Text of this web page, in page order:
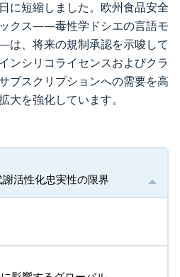
に短縮しました。欧州食品安全
クス——毒性学ドシエの言語モ
、将来の規制承認を示唆して
ンシリコライセンスおよびクラ
ブスクリプションへの需要を高
大を強化しています。
活性化忠実性の限界